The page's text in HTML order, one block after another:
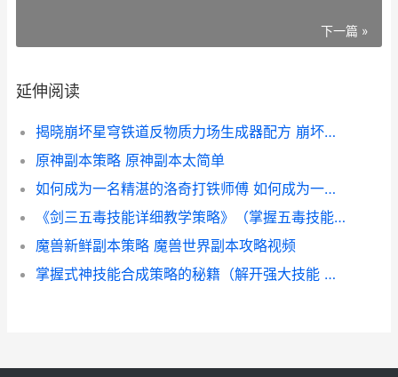
下一篇 »
延伸阅读
揭晓崩坏星穹铁道反物质力场生成器配方 崩坏星穹铁道演示
原神副本策略 原神副本太简单
如何成为一名精湛的洛奇打铁师傅 如何成为一名精神小妹
《剑三五毒技能详细教学策略》（掌握五毒技能 《剑三五毒技能怎么用
魔兽新鲜副本策略 魔兽世界副本攻略视频
掌握式神技能合成策略的秘籍（解开强大技能 式神技能最高几级